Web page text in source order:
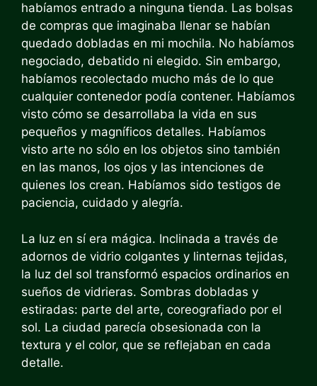
habíamos entrado a ninguna tienda. Las bolsas
de compras que imaginaba llenar se habían
quedado dobladas en mi mochila. No habíamos
negociado, debatido ni elegido. Sin embargo,
habíamos recolectado mucho más de lo que
cualquier contenedor podía contener. Habíamos
visto cómo se desarrollaba la vida en sus
pequeños y magníficos detalles. Habíamos
visto arte no sólo en los objetos sino también
en las manos, los ojos y las intenciones de
quienes los crean. Habíamos sido testigos de
paciencia, cuidado y alegría.
La luz en sí era mágica. Inclinada a través de
adornos de vidrio colgantes y linternas tejidas,
la luz del sol transformó espacios ordinarios en
sueños de vidrieras. Sombras dobladas y
estiradas: parte del arte, coreografiado por el
sol. La ciudad parecía obsesionada con la
textura y el color, que se reflejaban en cada
detalle.